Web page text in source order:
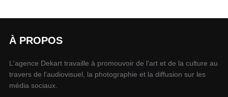
À PROPOS
L'agence Dekart travaille à promouvoir de l'art et de la culture au
travers de l'audiovisuel, la photographie et la diffusion sur les
média sociaux.